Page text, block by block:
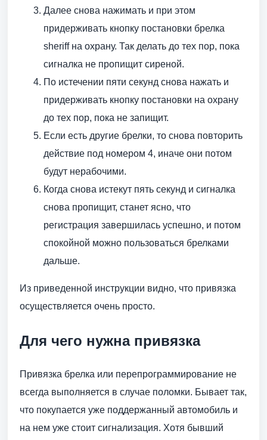
Далее снова нажимать и при этом
придерживать кнопку постановки брелка
sheriff на охрану. Так делать до тех пор, пока
сигналка не пропищит сиреной.
По истечении пяти секунд снова нажать и
придерживать кнопку постановки на охрану
до тех пор, пока не запищит.
Если есть другие брелки, то снова повторить
действие под номером 4, иначе они потом
будут нерабочими.
Когда снова истекут пять секунд и сигналка
снова пропищит, станет ясно, что
регистрация завершилась успешно, и потом
спокойной можно пользоваться брелками
дальше.
Из приведенной инструкции видно, что привязка
осуществляется очень просто.
Для чего нужна привязка
Привязка брелка или перепрограммирование не
всегда выполняется в случае поломки. Бывает так,
что покупается уже поддержанный автомобиль и
на нем уже стоит сигнализация. Хотя бывший